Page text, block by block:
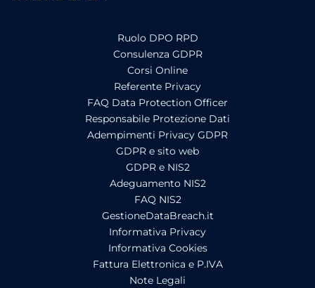
Ruolo DPO RPD
Consulenza GDPR
Corsi Online
Referente Privacy
FAQ Data Protection Officer
Responsabile Protezione Dati
Adempimenti Privacy GDPR
GDPR e sito web
GDPR e NIS2
Adeguamento NIS2
FAQ NIS2
GestioneDataBreach.it
Informativa Privacy
Informativa Cookies
Fattura Elettronica e P.IVA
Note Legali